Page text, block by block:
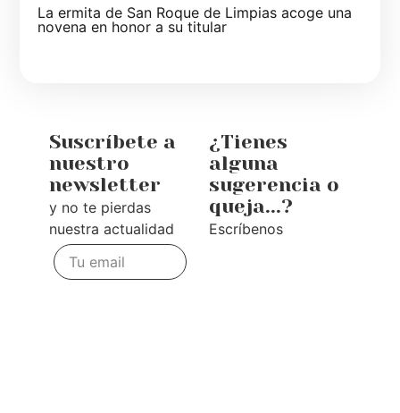
La ermita de San Roque de Limpias acoge una
novena en honor a su titular
Suscríbete a
nuestro
newsletter
y no te pierdas
nuestra actualidad
¿Tienes
alguna
sugerencia o
queja...?
Escríbenos